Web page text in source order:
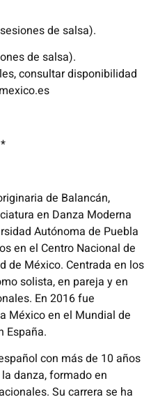
de salsa).
de salsa).
consultar disponibilidad
de Balancán,
en Danza Moderna
Autónoma de Puebla
en el Centro Nacional de
de México. Centrada en los
solista, en pareja y en
En 2016 fue
México en el Mundial de
España.
con más de 10 años
danza, formado en
Su carrera se ha